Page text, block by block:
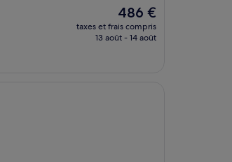
Le
nouveau
prix
486 €
taxes et frais compris
13 août - 14 août